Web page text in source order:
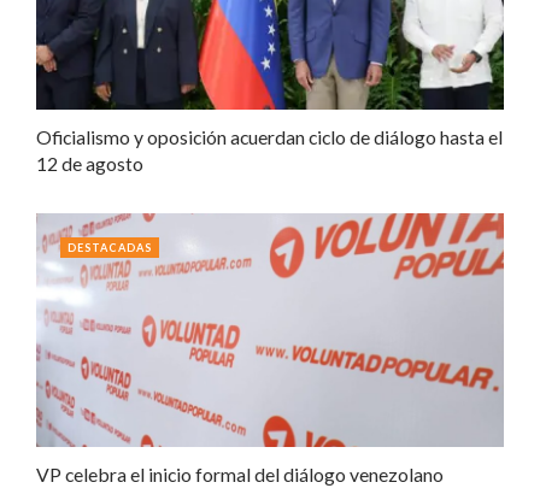
Oficialismo y oposición acuerdan ciclo de diálogo hasta el
12 de agosto
VP celebra el inicio formal del diálogo venezolano
DESTACADAS